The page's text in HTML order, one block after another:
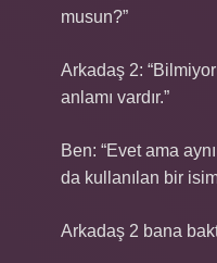
musun?”
Arkadaş 2:
anlamı vardır.”
Ben: “Evet ama
da kullanılan bir
Arkadaş 2 bana